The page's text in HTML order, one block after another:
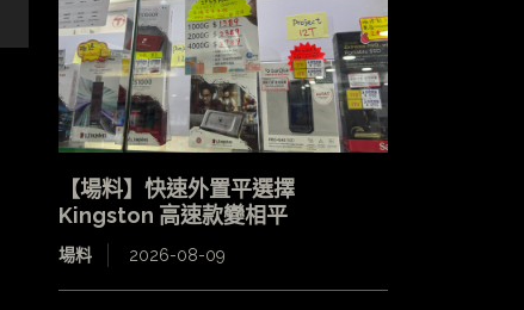
【場料】快速外置平選擇
Kingston 高速款變相平
場料 2026-08-09